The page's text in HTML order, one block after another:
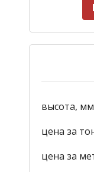
высота, мм
цена за
цена за